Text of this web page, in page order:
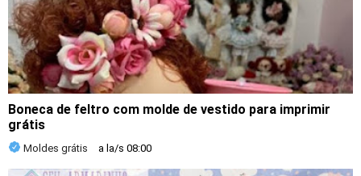
Boneca de feltro com molde de vestido para imprimir
grátis
Moldes grátis a la/s 08:00